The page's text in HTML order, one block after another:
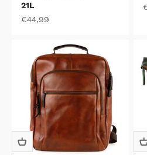
21L
Aanbiedingsprijs
€44,99